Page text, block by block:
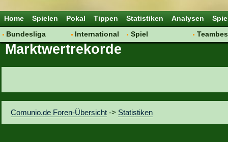
Home Spielen Pokal Tippen Statistiken Analysen
Bundesliga
Hot News
Vereinsfragen
International
Vereine
Spiel
Marktwertrekorde
Comunio.de Foren-Übersicht -> Statistiken